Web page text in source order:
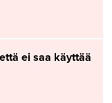
ei saa käyttää